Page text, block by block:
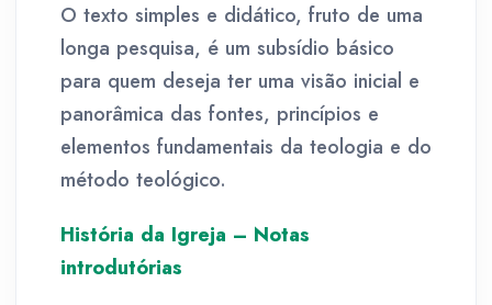
O texto simples e didático, fruto de uma
longa pesquisa, é um subsídio básico
para quem deseja ter uma visão inicial e
panorâmica das fontes, princípios e
elementos fundamentais da teologia e do
método teológico.
História da Igreja – Notas
introdutórias